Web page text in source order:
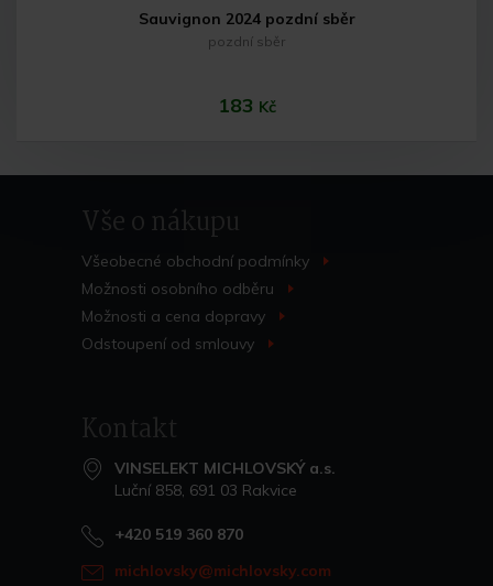
Sauvignon 2024 pozdní sběr
pozdní sběr
183 Kč
Do košíku
Vše o nákupu
Všeobecné obchodní podmínky
Možnosti osobního odběru
Možnosti a cena dopravy
Odstoupení od smlouvy
Kontakt
VINSELEKT MICHLOVSKÝ a.s.
Luční 858, 691 03 Rakvice
+420 519 360 870
michlovsky@michlovsky.com